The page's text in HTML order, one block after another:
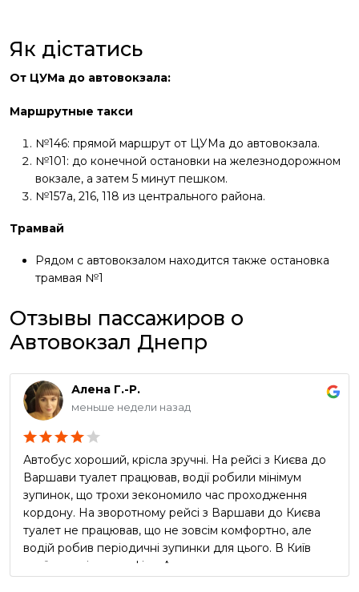
Як дістатись
От ЦУМа до автовокзала:
Маршрутные такси
№146: прямой маршрут от ЦУМа до автовокзала.
№101: до конечной остановки на железнодорожном
вокзале, а затем 5 минут пешком.
№157а, 216, 118 из центрального района.
Трамвай
Рядом с автовокзалом находится также остановка
трамвая №1
Отзывы пассажиров о
Автовокзал Днепр
Алена Г.-Р.
меньше недели назад
Автобус хороший, крісла зручні. На рейсі з Києва до
Варшави туалет працював, водії робили мінімум
зупинок, що трохи зекономило час проходження
кордону. На зворотному рейсі з Варшави до Києва
туалет не працював, що не зовсім комфортно, але
водій робив періодичні зупинки для цього. В Київ
приїхали згідно графіку. Але реклама про